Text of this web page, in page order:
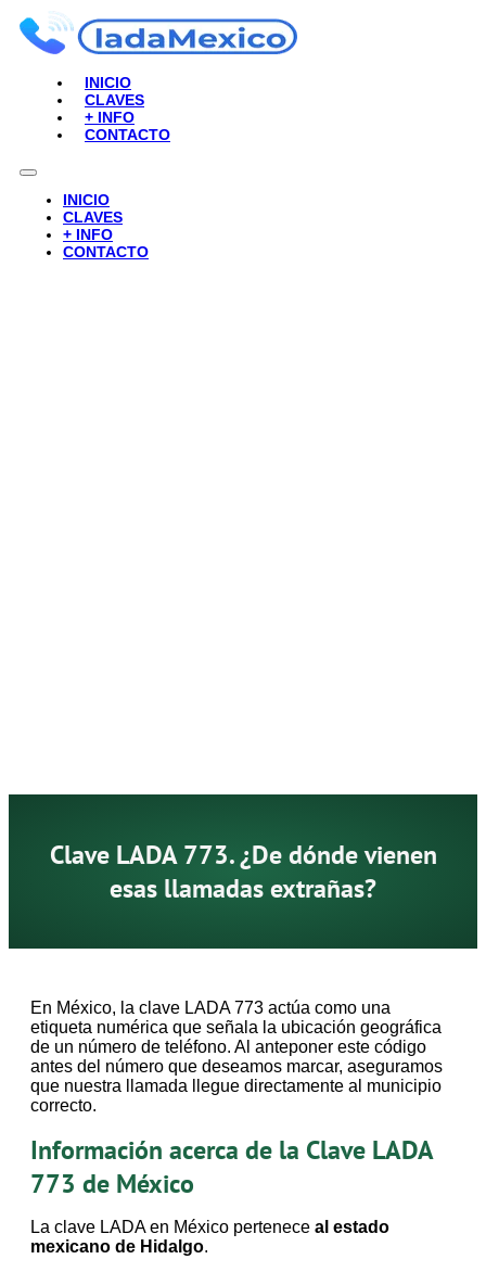
INICIO
CLAVES
+ INFO
CONTACTO
INICIO
CLAVES
+ INFO
CONTACTO
Clave LADA 773. ¿De dónde vienen
esas llamadas extrañas?
En México, la clave LADA 773 actúa como una
etiqueta numérica que señala la ubicación geográfica
de un número de teléfono. Al anteponer este código
antes del número que deseamos marcar, aseguramos
que nuestra llamada llegue directamente al municipio
correcto.
Información acerca de la Clave LADA
773 de México
La clave LADA en México pertenece al estado
mexicano de Hidalgo.